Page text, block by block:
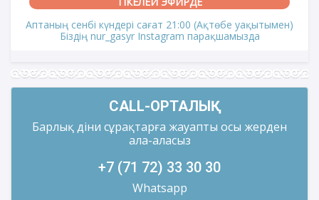
Аптаның сенбі күндері сағат 21:00 (Ақтөбе уақытымен)
Біздің nur_gasyr Instagram парақшамызда
CALL-ОРТАЛЫҚ
Барлық діни сұрақтарға жауапты осы жерден
ала-аласыз
+7 (71 72) 33 30 30
Whatsapp